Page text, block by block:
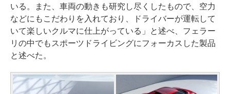
いる。また、車両の動きも研究し尽くしたもので、空力
などにもこだわりを入れており、ドライバーが運転して
いて楽しいクルマに仕上がっている」と述べ、フェラー
リの中でもスポーツドライビングにフォーカスした製品
と述べた。